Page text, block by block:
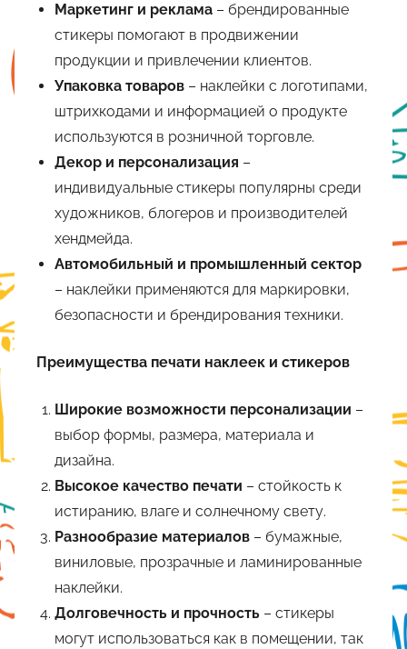
Маркетинг и реклама – брендированные
стикеры помогают в продвижении
продукции и привлечении клиентов.
Упаковка товаров – наклейки с логотипами,
штрихкодами и информацией о продукте
используются в розничной торговле.
Декор и персонализация –
индивидуальные стикеры популярны среди
художников, блогеров и производителей
хендмейда.
Автомобильный и промышленный сектор
– наклейки применяются для маркировки,
безопасности и брендирования техники.
Преимущества печати наклеек и стикеров
Широкие возможности персонализации –
выбор формы, размера, материала и
дизайна.
Высокое качество печати – стойкость к
истиранию, влаге и солнечному свету.
Разнообразие материалов – бумажные,
виниловые, прозрачные и ламинированные
наклейки.
Долговечность и прочность – стикеры
могут использоваться как в помещении, так